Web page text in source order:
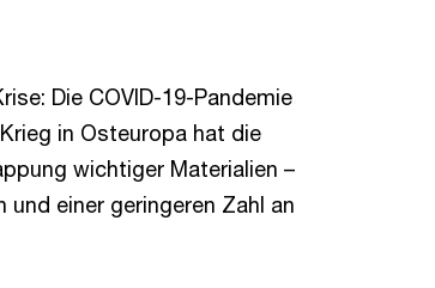
Die COVID-19-Pandemie
in Osteuropa hat die
wichtiger Materialien –
einer geringeren Zahl an